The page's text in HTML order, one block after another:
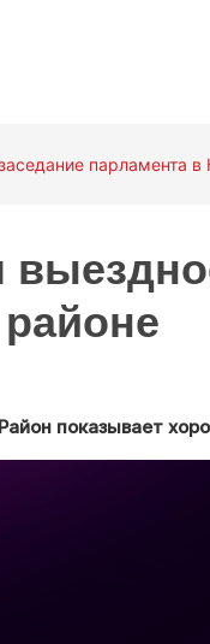
парламента
показывает